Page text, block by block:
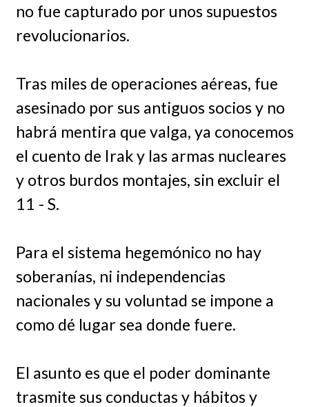
no fue capturado por unos supuestos
revolucionarios.
Tras miles de operaciones aéreas, fue
asesinado por sus antiguos socios y no
habrá mentira que valga, ya conocemos
el cuento de Irak y las armas nucleares
y otros burdos montajes, sin excluir el
11 - S.
Para el sistema hegemónico no hay
soberanías, ni independencias
nacionales y su voluntad se impone a
como dé lugar sea donde fuere.
El asunto es que el poder dominante
trasmite sus conductas y hábitos y